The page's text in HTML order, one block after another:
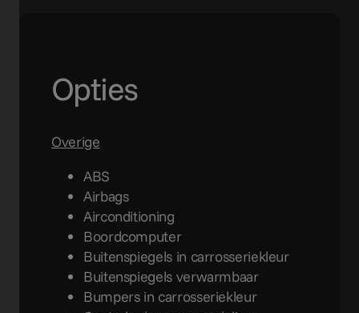
Opties
Overige
ABS
Airbags
Airconditioning
Boordcomputer
Buitenspiegels in carrosseriekleur
Buitenspiegels verwarmbaar
Bumpers in carrosseriekleur